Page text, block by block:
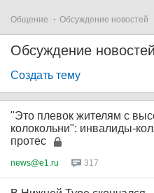
Общение Обсуждение новостей
Обсуждение новостей
Создать тему
"Это плевок жителям с
колокольни": инвалиды-
протес
news@e1.ru 317